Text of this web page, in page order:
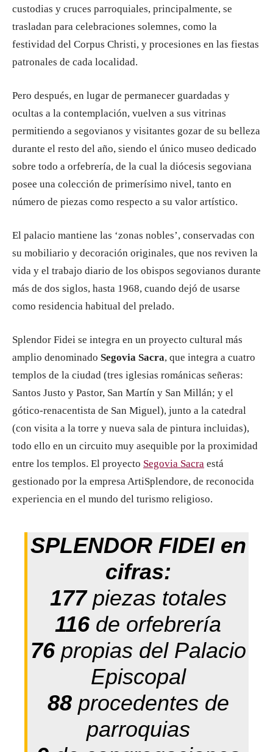
custodias y cruces parroquiales, principalmente, se
trasladan para celebraciones solemnes, como la
festividad del Corpus Christi, y procesiones en las fiestas
patronales de cada localidad.
Pero después, en lugar de permanecer guardadas y
ocultas a la contemplación, vuelven a sus vitrinas
permitiendo a segovianos y visitantes gozar de su belleza
durante el resto del año, siendo el único museo dedicado
sobre todo a orfebrería, de la cual la diócesis segoviana
posee una colección de primerísimo nivel, tanto en
número de piezas como respecto a su valor artístico.
El palacio mantiene las ‘zonas nobles’, conservadas con
su mobiliario y decoración originales, que nos reviven la
vida y el trabajo diario de los obispos segovianos durante
más de dos siglos, hasta 1968, cuando dejó de usarse
como residencia habitual del prelado.
Splendor Fidei se integra en un proyecto cultural más
amplio denominado Segovia Sacra, que integra a cuatro
templos de la ciudad (tres iglesias románicas señeras:
Santos Justo y Pastor, San Martín y San Millán; y el
gótico-renacentista de San Miguel), junto a la catedral
(con visita a la torre y nueva sala de pintura incluidas),
todo ello en un circuito muy asequible por la proximidad
entre los templos. El proyecto Segovia Sacra está
gestionado por la empresa ArtiSplendore, de reconocida
experiencia en el mundo del turismo religioso.
SPLENDOR FIDEI en
cifras:
177piezas totales
116 de orfebrería
76propias del Palacio
Episcopal
88procedentes de
parroquias